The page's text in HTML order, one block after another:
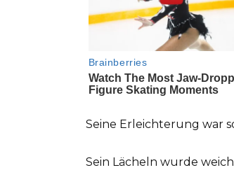
Seine Erleichterung war
Sein Lächeln wurde